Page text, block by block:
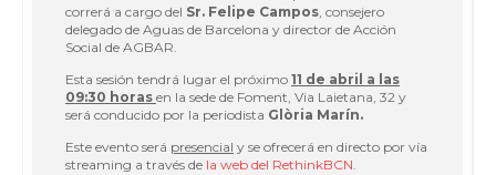
correrá a cargo del Sr. Felipe Campos , consejero
delegado de Aguas de Barcelona y director de Acción
Social de AGBAR.
Esta sesión tendrá lugar el próximo 11 de abril a las
09:30 horas en la sede de Foment, Via Laietana, 32 y
será conducido por la periodista Glòria Marín.
Este evento será presencial y se ofrecerá en directo por vía
streaming a través de la web del RethinkBCN